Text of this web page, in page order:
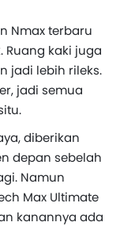
Nmax terbaru
Ruang kaki juga
jadi lebih rileks.
jadi semua
diberikan
depan sebelah
Namun
Max Ultimate
kanannya ada